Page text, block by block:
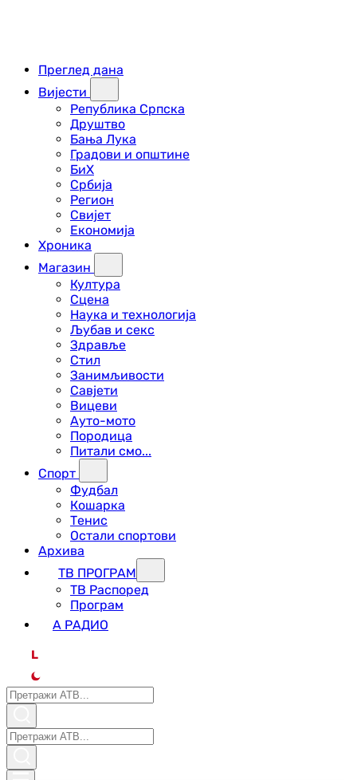
Преглед дана
Вијести
Република Српска
Друштво
Бања Лука
Градови и општине
БиХ
Србија
Регион
Свијет
Економија
Хроника
Магазин
Култура
Сцена
Наука и технологија
Љубав и секс
Здравље
Стил
Занимљивости
Савјети
Вицеви
Ауто-мото
Породица
Питали смо...
Спорт
Фудбал
Кошарка
Тенис
Остали спортови
Архива
ТВ ПРОГРАМ
ТВ Распоред
Програм
А РАДИО
L